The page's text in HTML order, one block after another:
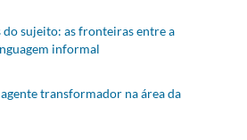
sujeito: as fronteiras entre a
informal
transformador na área da